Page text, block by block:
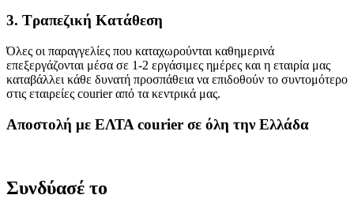
3. Τραπεζική Κατάθεση
Όλες οι παραγγελίες που καταχωρούνται καθημερινά
επεξεργάζονται μέσα σε 1-2 εργάσιμες ημέρες και η εταιρία μας
καταβάλλει κάθε δυνατή προσπάθεια να επιδοθούν το συντομότερο
στις εταιρείες courier από τα κεντρικά μας.
Αποστολή με ΕΛΤΑ courier σε όλη την Ελλάδα
Συνδύασέ το